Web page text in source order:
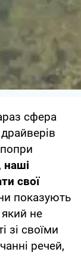
сфера
наші
свої
показують
не
зі своїми
речей,